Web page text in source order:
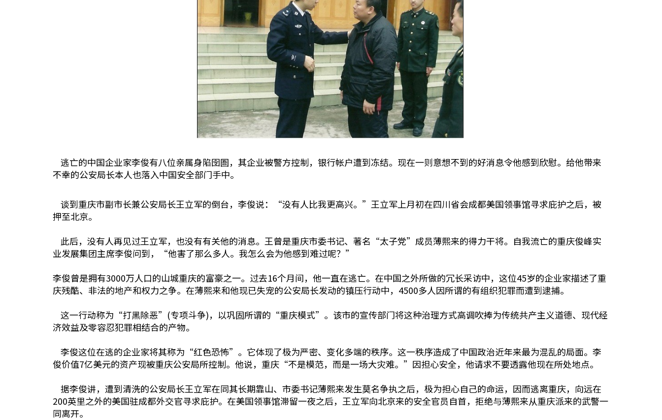
逃亡的中国企业家李俊有八位亲属身陷囹圄，其企业被警方控制，银行帐户遭到冻结。现在一则意想不到的好消息令他感到欣慰。给他带来
不幸的公安局长本人也落入中国安全部门手中。
谈到重庆市副市长兼公安局长王立军的倒台，李俊说：“没有人比我更高兴。”王立军上月初在四川省会成都美国领事馆寻求庇护之后，被
押至北京。
此后，没有人再见过王立军，也没有有关他的消息。王曾是重庆市委书记、著名“太子党”成员薄熙来的得力干将。自我流亡的重庆俊峰实
业发展集团主席李俊问到，“他害了那么多人。我怎么会为他感到难过呢？”
李俊曾是拥有3000万人口的山城重庆的富豪之一。过去16个月间，他一直在逃亡。在中国之外所做的冗长采访中，这位45岁的企业家描述了重
庆残酷、非法的地产和权力之争。在薄熙来和他现已失宠的公安局长发动的镇压行动中，4500多人因所谓的有组织犯罪而遭到逮捕。
这一行动称为“打黑除恶”(专项斗争)，以巩固所谓的“重庆模式”。该市的宣传部门将这种治理方式高调吹捧为传统共产主义道德、现代经
济效益及零容忍犯罪相结合的产物。
李俊这位在逃的企业家将其称为“红色恐怖”。它体现了极为严密、变化多端的秩序。这一秩序造成了中国政治近年来最为混乱的局面。李
俊价值7亿美元的资产现被重庆公安局所控制。他说，重庆“不是模范，而是一场大灾难。”因担心安全，他请求不要透露他现在所处地点。
据李俊讲，遭到清洗的公安局长王立军在同其长期靠山、市委书记薄熙来发生莫名争执之后，极为担心自己的命运，因而逃离重庆，向远在
200英里之外的美国驻成都外交官寻求庇护。在美国领事馆滞留一夜之后，王立军向北京来的安全官员自首，拒绝与薄熙来从重庆派来的武警一
同离开。